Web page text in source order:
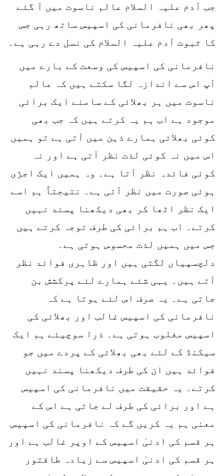
جب آدم علیہ السلام عالم ناسوت میں آ گئے
پھر بھی نافرمانی کی اسپیس ساتھ رہی جس
کا ثبوت آدم علیہ السلام کی نسل دے رہی ہے۔
نافرمانی کی اسپیس کی وسعت کے بارے میں
آپ اس سے اندازہ لگا سکتے ہیں کہ عالم
ناسوت میں ہر بھلائی کے سامنے ایک برائی
موجود ہے اب ہم یہ کرتے ہیں کہ جب بھی
کوئی بھلائی ہمارے ذہن میں آتی ہے تو ہمیں
اس میں نہ کوئی لذت نظر آتی ہے اور نہ
کوئی فائدہ نظر آتا ہے۔ وہ ہمیں ایک اجڑی
ہوئی صورت میں نظر آتی ہے۔ نتیجتاً ہم اسے
ایک نظر اٹھا کر بھی دیکھنا پسند نہیں
کرتے۔ اب ہم برائی کی طرف توجہ کرتے ہیں
جس میں ہمیں لذت محسوس ہوتی ہے۔
دلچسپیاں لگتی ہیں اور ظاہری فوائد نظر
آتے ہیں۔ یہی شئے ہمارے لئے پرکشش بن
جاتی ہے۔ یہ صرف اس لئے ہوتا ہے کہ
نافرمانی کی اسپیس غالب اور بھلائی کی
اسپیس مغلوب ہوتی ہے۔ ذرا سوچیئے ہم ایک
سیکنڈ کے لئے بھی بھلائی کے پردے میں جو
فوائد ہیں ان کی طرف دیکھنا پسند نہیں
کرتے۔ یہ حقیقت میں نافرمانی کی اسپیس
ہے اور برائی کی طرف لے جاتی ہے اس کے
معنی ہم یہ کریں گے کہ نافرمانی کی اسپیس
ہر قسم کی ادنیٰ اسپیس کے اوپر غالب ہے اور
ہر قسم کی ادنیٰ اسپیس سے زیادہ طاقتور